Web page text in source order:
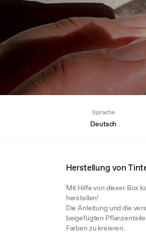
Sprache
Deutsch
Herstellung von
Mit Hilfe von dieser Box
herstellen!
Die Anleitung und die
beigefügten
Farben zu kreieren.